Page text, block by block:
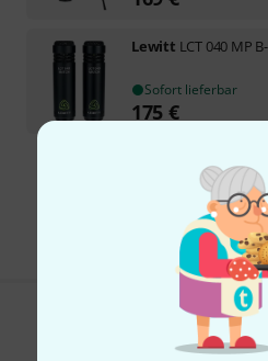
Lewitt LCT 040 MP
Sofort lieferbar
175 €
Kostenloser
Alle Preise
Gefällt Ihnen,